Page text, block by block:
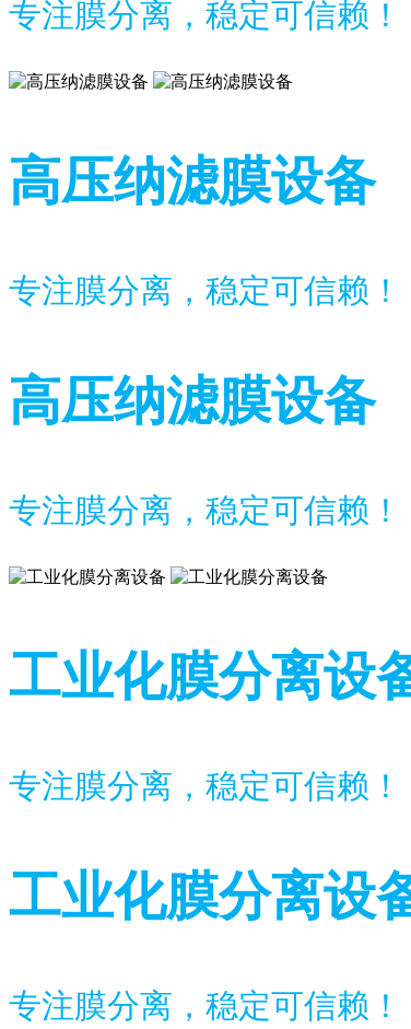
专注膜分离，稳定可信赖！
高压纳滤膜设备
专注膜分离，稳定可信赖！
高压纳滤膜设备
专注膜分离，稳定可信赖！
工业化膜分离设
专注膜分离，稳定可信赖！
工业化膜分离设
专注膜分离，稳定可信赖！